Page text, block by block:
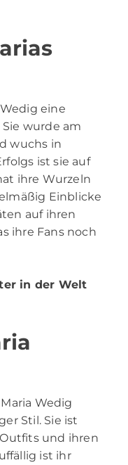
eine
wurde am
wuchs in
ist sie auf
ihre Wurzeln
Einblicke
auf ihren
ihre Fans noch
in der Welt
Wedig
Stil. Sie ist
und ihren
ist ihr